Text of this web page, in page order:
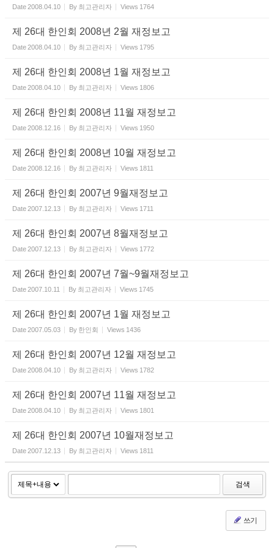
Date2008.04.10 By 최고관리자 Views 1764
제 26대 한인회 2008년 2월 재정보고
Date2008.04.10 By 최고관리자 Views 1795
제 26대 한인회 2008년 1월 재정보고
Date2008.04.10 By 최고관리자 Views 1806
제 26대 한인회 2008년 11월 재정보고
Date2008.12.16 By 최고관리자 Views 1950
제 26대 한인회 2008년 10월 재정보고
Date2008.12.16 By 최고관리자 Views 1811
제 26대 한인회 2007년 9월재정보고
Date2007.12.13 By 최고관리자 Views 1711
제 26대 한인회 2007년 8월재정보고
Date2007.12.13 By 최고관리자 Views 1772
제 26대 한인회 2007년 7월~9월재정보고
Date2007.10.11 By 최고관리자 Views 1745
제 26대 한인회 2007년 1월 재정보고
Date2007.05.03 By 한인회 Views 1436
제 26대 한인회 2007년 12월 재정보고
Date2008.04.10 By 최고관리자 Views 1782
제 26대 한인회 2007년 11월 재정보고
Date2008.04.10 By 최고관리자 Views 1801
제 26대 한인회 2007년 10월재정보고
Date2007.12.13 By 최고관리자 Views 1811
검색
쓰기